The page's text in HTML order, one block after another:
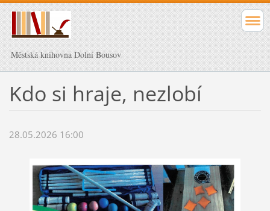
Městská knihovna Dolní Bousov
Kdo si hraje, nezlobí
28.05.2026 16:00